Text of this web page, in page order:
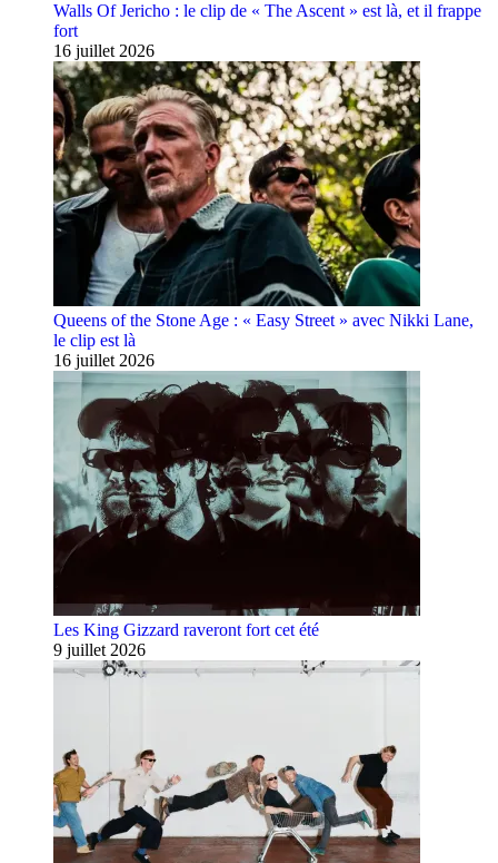
Walls Of Jericho : le clip de « The Ascent » est là, et il frappe
fort
16 juillet 2026
Queens of the Stone Age : « Easy Street » avec Nikki Lane,
le clip est là
16 juillet 2026
Les King Gizzard raveront fort cet été
9 juillet 2026